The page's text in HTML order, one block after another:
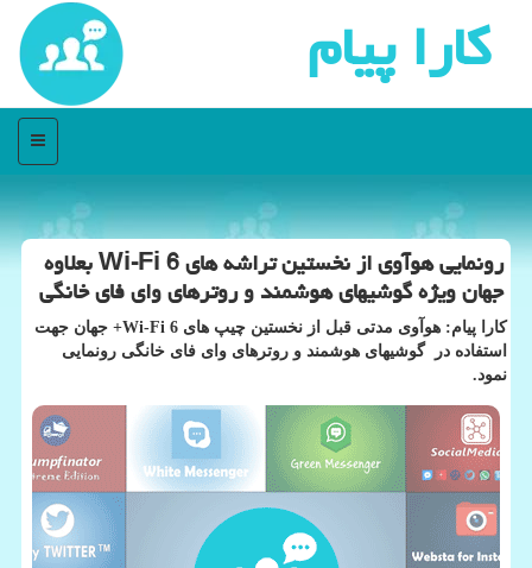
كارا پیام
منو
رونمایی هوآوی از نخستین تراشه های Wi-Fi 6 بعلاوه
جهان ویژه گوشیهای هوشمند و روترهای وای فای خانگی
كارا پیام: هوآوی مدتی قبل از نخستین چیپ های Wi-Fi 6+ جهان جهت
استفاده در گوشیهای هوشمند و روترهای وای فای خانگی رونمایی
نمود.